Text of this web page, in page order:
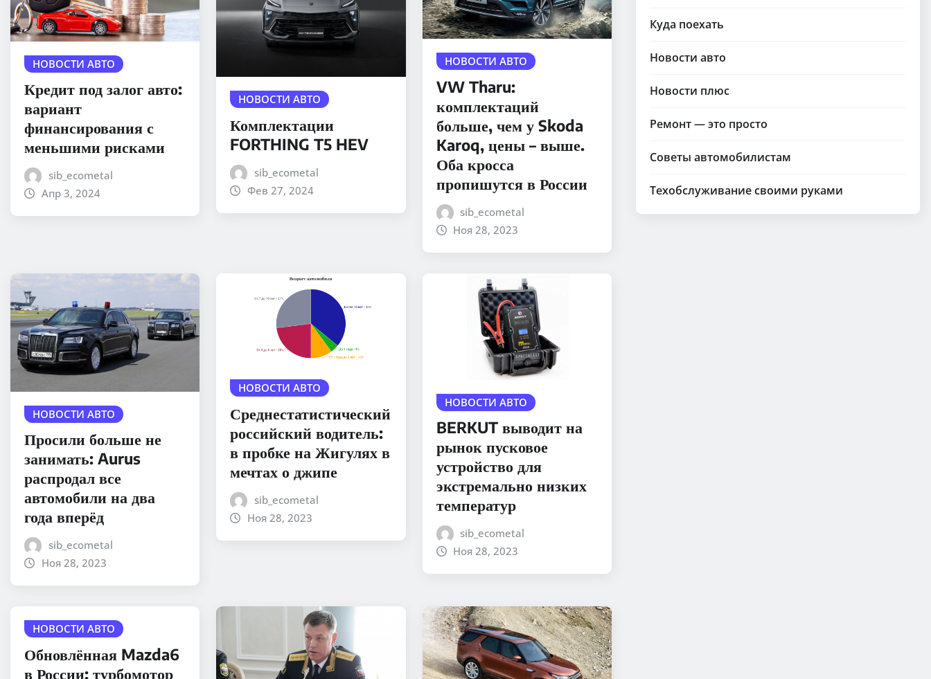
НОВОСТИ АВТО
Кредит под залог авто:
вариант
финансирования с
меньшими рисками
sib_ecometal
Апр 3, 2024
НОВОСТИ АВТО
Комплектации
FORTHING T5 HEV
sib_ecometal
Фев 27, 2024
НОВОСТИ АВТО
VW Tharu:
комплектаций
больше, чем у Skoda
Karoq, цены – выше.
Оба кросса
пропишутся в России
sib_ecometal
Ноя 28, 2023
НОВОСТИ АВТО
Просили больше не
занимать: Aurus
распродал все
автомобили на два
года вперёд
sib_ecometal
Ноя 28, 2023
НОВОСТИ АВТО
Среднестатистический
российский водитель:
в пробке на Жигулях в
мечтах о джипе
sib_ecometal
Ноя 28, 2023
НОВОСТИ АВТО
BERKUT выводит на
рынок пусковое
устройство для
экстремально низких
температур
sib_ecometal
Ноя 28, 2023
НОВОСТИ АВТО
Обновлённая Mazda6
в России: турбомотор
Куда поехать
Новости авто
Новости плюс
Ремонт — это просто
Советы автомобилистам
Техобслуживание своими руками